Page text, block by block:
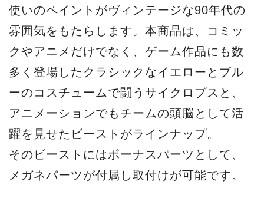
使いのペイントがヴィンテージな90年代の
雰囲気をもたらします。本商品は、コミッ
クやアニメだけでなく、ゲーム作品にも数
多く登場したクラシックなイエローとブル
ーのコスチュームで闘うサイクロプスと、
アニメーションでもチームの頭脳として活
躍を見せたビーストがラインナップ。
そのビーストにはボーナスパーツとして、
メガネパーツが付属し取付けが可能です。